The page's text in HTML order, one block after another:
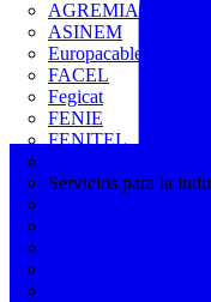
AGREMIA
ASINEM
Europacable
FACEL
Fegicat
FENIE
FENITEL
Servicios para la